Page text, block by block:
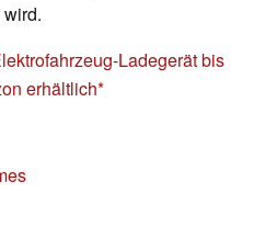
Ladegerät bis
erhältlich